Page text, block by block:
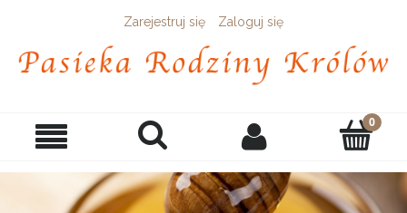
Zarejestruj się Zaloguj się